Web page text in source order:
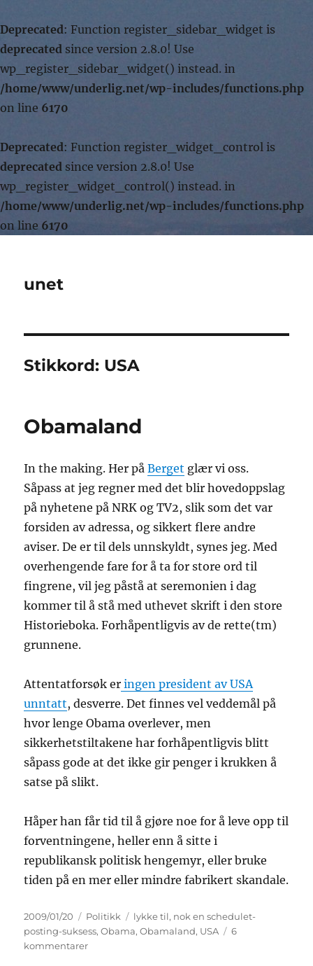
Deprecated: Function register_sidebar_widget is
deprecated since version 2.8.0! Use
wp_register_sidebar_widget() instead. in
/home/www/underlig.net/wp-includes/functions.php
on line 6170
Deprecated: Function register_widget_control is
deprecated since version 2.8.0! Use
wp_register_widget_control() instead. in
/home/www/underlig.net/wp-includes/functions.php
on line 6170
unet
Stikkord: USA
Obamaland
In the making. Her påBerget glær vi oss.
Såpass at jeg regner med det blir hovedoppslag
på nyhetene på NRK og TV2, slik som det var
forsiden av adressa, og sikkert flere andre
aviser. De er til dels unnskyldt, synes jeg. Med
overhengende fare for å ta for store ord til
fingrene, vil jeg påstå at seremonien i dag
kommer til å stå med uthevet skrift i den store
Historieboka. Forhåpentligvis av de rette(tm)
grunnene.
Attentatforsøk er ingen president av USA
unntatt, desverre. Det finnes vel veddemål på
hvor lenge Obama overlever, men
sikkerhetstiltakene har forhåpentligvis blitt
såpass gode at det ikke gir penger i krukken å
satse på slikt.
Håper han får tid til å gjøre noe for å leve opp til
forventningene, heller enn å sitte i
republikansk politisk hengemyr, eller bruke
tiden på en mer eller mindre fabrikert skandale.
Publisert
2009/01/20 Kategorier
Politikk Stikkord
lykke til, nok en schedulet-
posting-suksess,Obama,Obamaland, USA
6
kommentarertil